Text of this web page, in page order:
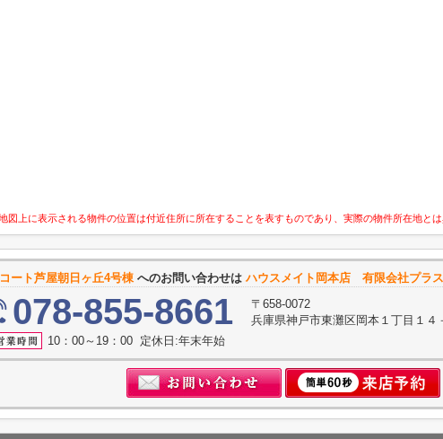
図上に表示される物件の位置は付近住所に所在することを表すものであり、実際の物件所在地とは
コート芦屋朝日ヶ丘4号棟 へのお問い合わせは ハウスメイト岡本店 有限会社プラ
078-855-8661
〒658-0072
兵庫県神戸市東灘区岡本１丁目１４
10：00～19：00 定休日:年末年始